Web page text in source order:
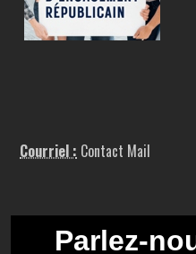
Courriel : Contact Mail